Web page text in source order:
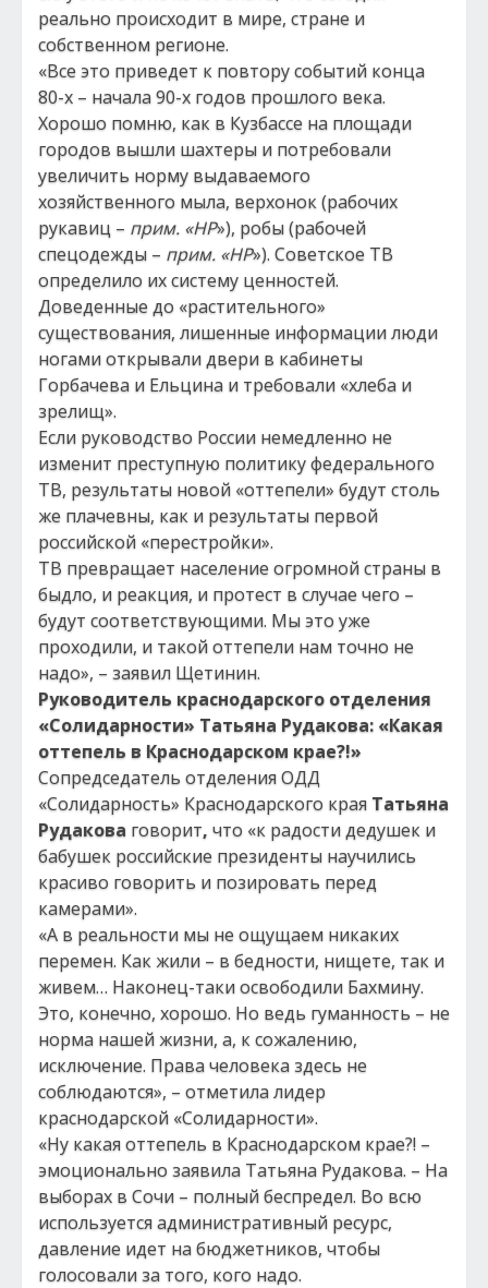
реально происходит в мире, стране и
собственном регионе.
«Все это приведет к повтору событий конца
80-х – начала 90-х годов прошлого века.
Хорошо помню, как в Кузбассе на площади
городов вышли шахтеры и потребовали
увеличить норму выдаваемого
хозяйственного мыла, верхонок (рабочих
рукавиц – прим. «НР»), робы (рабочей
спецодежды – прим. «НР»). Советское ТВ
определило их систему ценностей.
Доведенные до «растительного»
существования, лишенные информации люди
ногами открывали двери в кабинеты
Горбачева и Ельцина и требовали «хлеба и
зрелищ».
Если руководство России немедленно не
изменит преступную политику федерального
ТВ, результаты новой «оттепели» будут столь
же плачевны, как и результаты первой
российской «перестройки».
ТВ превращает население огромной страны в
быдло, и реакция, и протест в случае чего –
будут соответствующими. Мы это уже
проходили, и такой оттепели нам точно не
надо», – заявил Щетинин.
Руководитель краснодарского отделения
«Солидарности» Татьяна Рудакова: «Какая
оттепель в Краснодарском крае?!»
Сопредседатель отделения ОДД
«Солидарность» Краснодарского края Татьяна
Рудакова говорит, что «к радости дедушек и
бабушек российские президенты научились
красиво говорить и позировать перед
камерами».
«А в реальности мы не ощущаем никаких
перемен. Как жили – в бедности, нищете, так и
живем… Наконец-таки освободили Бахмину.
Это, конечно, хорошо. Но ведь гуманность – не
норма нашей жизни, а, к сожалению,
исключение. Права человека здесь не
соблюдаются», – отметила лидер
краснодарской «Солидарности».
«Ну какая оттепель в Краснодарском крае?! –
эмоционально заявила Татьяна Рудакова. – На
выборах в Сочи – полный беспредел. Во всю
используется административный ресурс,
давление идет на бюджетников, чтобы
голосовали за того, кого надо.